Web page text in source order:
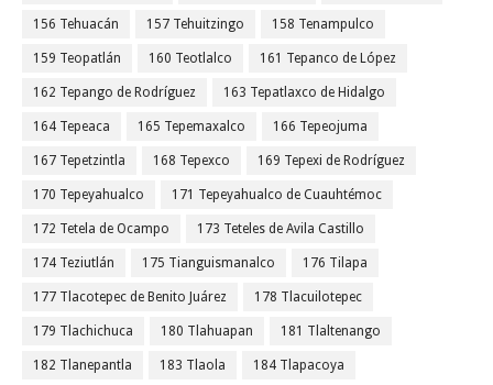
156 Tehuacán 157 Tehuitzingo 158 Tenampulco
159 Teopatlán 160 Teotlalco 161 Tepanco de López
162 Tepango de Rodríguez 163 Tepatlaxco de Hidalgo
164 Tepeaca 165 Tepemaxalco 166 Tepeojuma
167 Tepetzintla 168 Tepexco 169 Tepexi de Rodríguez
170 Tepeyahualco 171 Tepeyahualco de Cuauhtémoc
172 Tetela de Ocampo 173 Teteles de Avila Castillo
174 Teziutlán 175 Tianguismanalco 176 Tilapa
177 Tlacotepec de Benito Juárez 178 Tlacuilotepec
179 Tlachichuca 180 Tlahuapan 181 Tlaltenango
182 Tlanepantla 183 Tlaola 184 Tlapacoya